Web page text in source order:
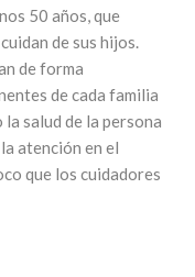
50 años, que
de sus hijos.
de forma
de cada familia
salud de la persona
atención en el
que los cuidadores